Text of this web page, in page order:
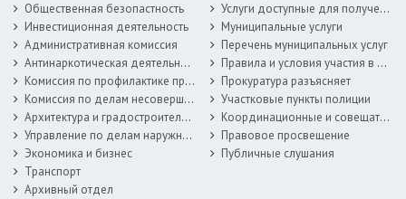
Общественная безопастность
Инвестиционная деятельность
Административная комиссия
Антинаркотическая деятельность
Комиссия по профилактике правонарушений
Комиссия по делам несовершеннолетних
Архитектура и градостроительство
Управление по делам наружной рекламы
Экономика и бизнес
Транспорт
Архивный отдел
Услуги доступные для получения в электронной форме
Муниципальные услуги
Перечень муниципальных услуг
Правила и условия участия в жилищных программах
Прокуратура разъясняет
Участковые пункты полиции
Координационные и совещательные органы
Правовое просвещение
Публичные слушания